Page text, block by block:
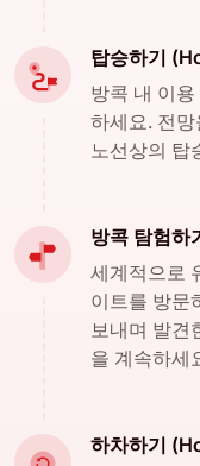
탑승하기
방콕 내 이
하세요. 전
노선상의 탑
방콕 탐험하
세계적으로
이트를 방문
보내며 발견
을 계속하세
하차하기